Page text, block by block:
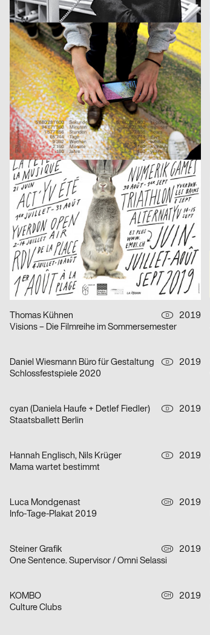
Atelier Poisson CH
2019
Les Étés d’Yverdon
Dienstleistungsplattform Institut Visuelle Kommunikation, Hoang Nguyen
2019
Future Sense
Ariane Spanier Design D
2019
Akademiekonzerte – Orchester des Nationaltheaters Mannheim, Spielzeit 2
Pigment CH
2019
Adapt – Solar So Good, So Far Not Good
Hanna Zeckau
2019
Plux Finissage
Wagenbreth Henning
2019
Transit-Zonen, Henning Wagenbreth in der Kunstbibliothek
Thomas Kühnen D
2019
Visions – Die Filmreihe im Sommersemester
Daniel Wiesmann Büro für Gestaltung D
2019
Schlossfestspiele 2020
cyan (Daniela Haufe + Detlef Fiedler) D
2019
Staatsballett Berlin
Hannah Englisch, Nils Krüger D
2019
Mama wartet bestimmt
Luca Mondgenast CH
2019
Info-Tage-Plakat 2019
Steiner Grafik CH
2019
One Sentence. Supervisor / Omni Selassi
KOMBO CH
2019
Culture Clubs